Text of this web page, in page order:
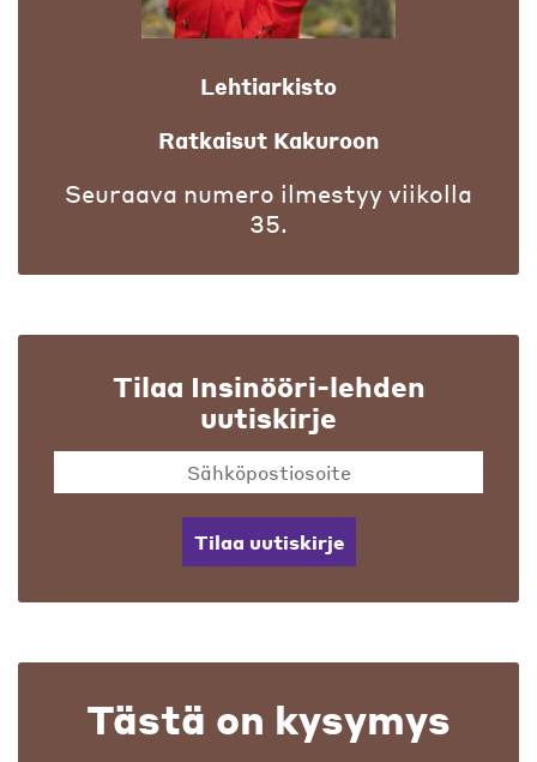
Lehtiarkisto
Ratkaisut Kakuroon
Seuraava numero ilmestyy viikolla
35.
Tilaa Insinööri-lehden
uutiskirje
Tilaa uutiskirje
Tästä on kysymys